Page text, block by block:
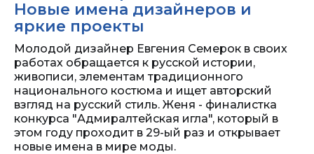
Новые имена дизайнеров и
яркие проекты
Молодой дизайнер Евгения Семерок в своих
работах обращается к русской истории,
живописи, элементам традиционного
национального костюма и ищет авторский
взгляд на русский стиль. Женя - финалистка
конкурса "Адмиралтейская игла", который в
этом году проходит в 29-ый раз и открывает
новые имена в мире моды.